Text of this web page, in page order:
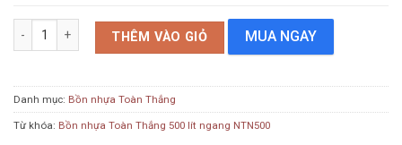
Bồn nhựa Toàn Thắng 500 lít ngang NTN500 số lượng
THÊM VÀO GIỎ MUA NGAY
Danh mục: Bồn nhựa Toàn Thắng
Từ khóa: Bồn nhựa Toàn Thắng 500 lít ngang NTN500